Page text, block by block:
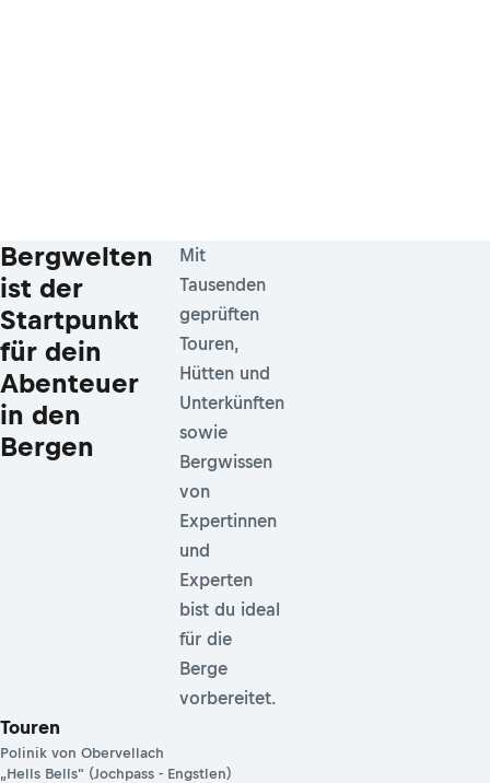
Bergwelten
ist der
Startpunkt
für dein
Abenteuer
in den
Bergen
Mit
Tausenden
geprüften
Touren,
Hütten und
Unterkünften
sowie
Bergwissen
von
Expertinnen
und
Experten
bist du ideal
für die
Berge
vorbereitet.
Touren
Polinik von Obervellach
„Hells Bells" (Jochpass - Engstlen)